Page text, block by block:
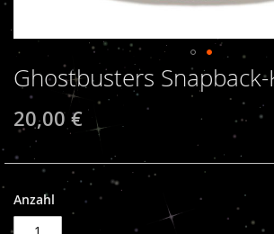
Zum
Anfang
der
Bildergalerie
springen
Ghostbusters Snapback-
20,00 €
Anzahl